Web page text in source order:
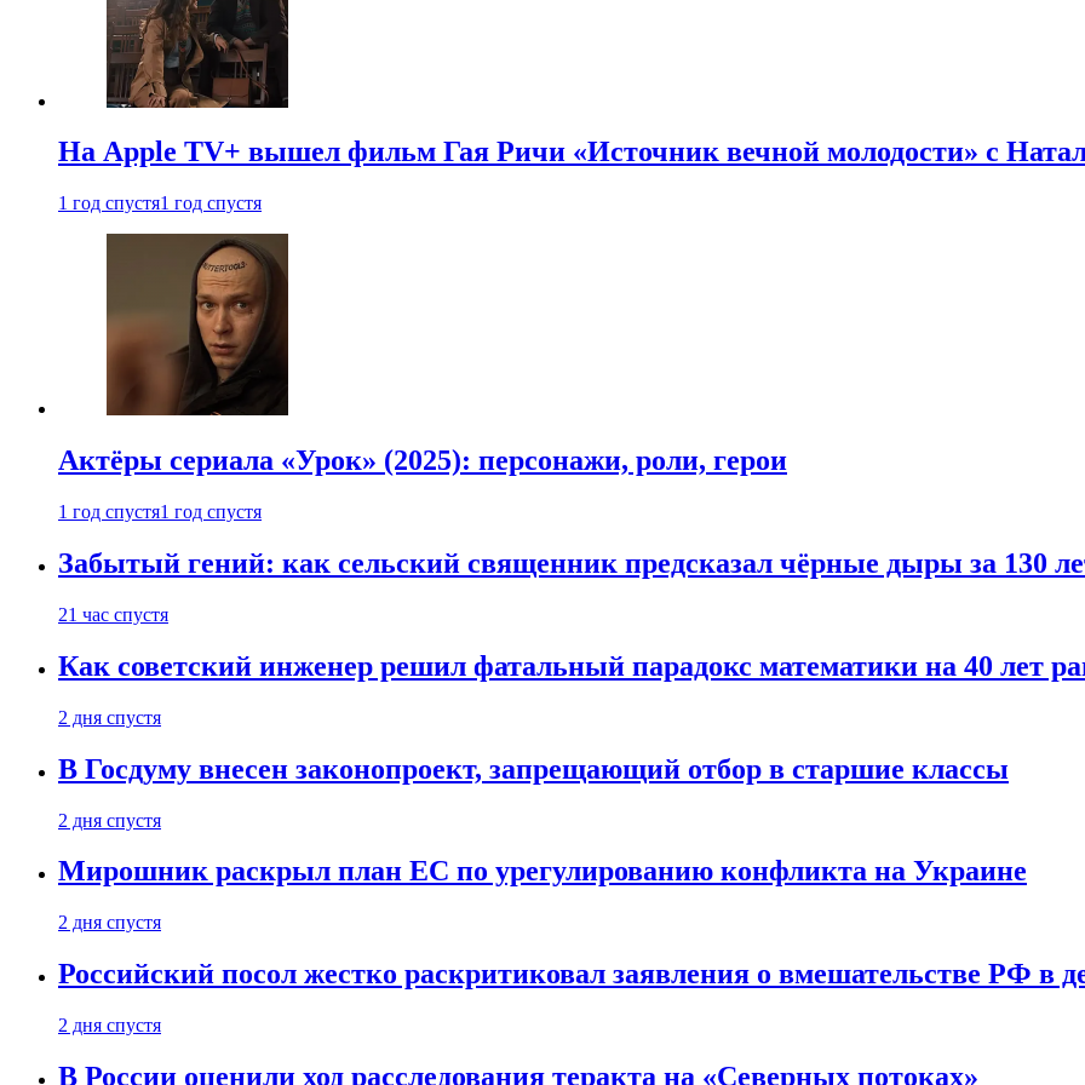
На Apple TV+ вышел фильм Гая Ричи «Источник вечной молодости» с
1 год спустя1 год спустя
Актёры сериала «Урок» (2025): персонажи, роли, герои
1 год спустя1 год спустя
Забытый гений: как сельский священник предсказал чёрные дыры за 130
21 час спустя
Как советский инженер решил фатальный парадокс математики на 40 лет
2 дня спустя
В Госдуму внесен законопроект, запрещающий отбор в старшие классы
2 дня спустя
Мирошник раскрыл план ЕС по урегулированию конфликта на Украине
2 дня спустя
Российский посол жестко раскритиковал заявления о вмешательстве РФ в
2 дня спустя
В России оценили ход расследования теракта на «Северных потоках»